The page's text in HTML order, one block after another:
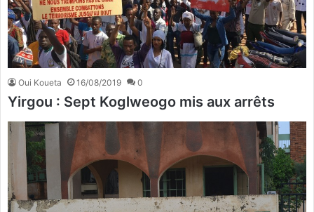
Oui Koueta 16/08/2019 0
Yirgou : Sept Koglweogo mis aux arrêts